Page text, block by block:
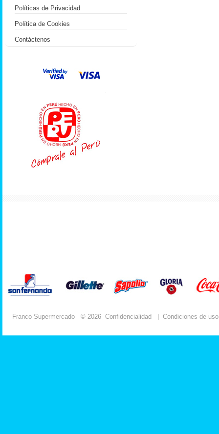
Políticas de Privacidad
Política de Cookies
Contáctenos
.
Franco Supermercado © 2026 Confidencialidad Condiciones de uso